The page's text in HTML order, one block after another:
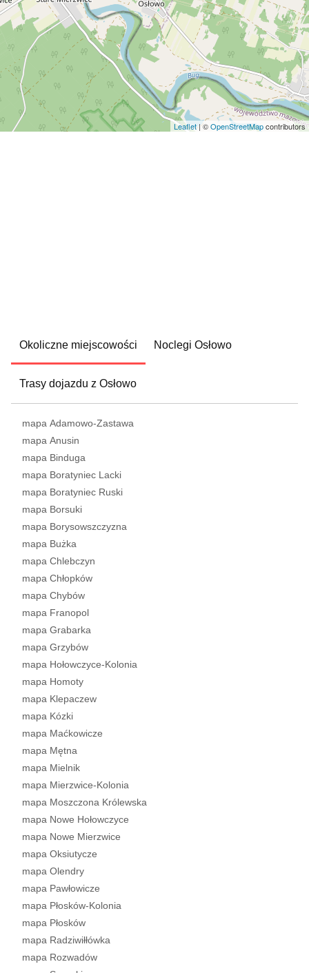
Leaflet| ©OpenStreetMapcontributors
Okoliczne miejscowości Noclegi Osłowo
Trasy dojazdu z Osłowo
mapa Adamowo-Zastawa
mapa Anusin
mapa Binduga
mapa Boratyniec Lacki
mapa Boratyniec Ruski
mapa Borsuki
mapa Borysowszczyzna
mapa Bużka
mapa Chlebczyn
mapa Chłopków
mapa Chybów
mapa Franopol
mapa Grabarka
mapa Grzybów
mapa Hołowczyce-Kolonia
mapa Homoty
mapa Klepaczew
mapa Kózki
mapa Maćkowicze
mapa Mętna
mapa Mielnik
mapa Mierzwice-Kolonia
mapa Moszczona Królewska
mapa Nowe Hołowczyce
mapa Nowe Mierzwice
mapa Oksiutycze
mapa Olendry
mapa Pawłowicze
mapa Płosków-Kolonia
mapa Płosków
mapa Radziwiłłówka
mapa Rozwadów